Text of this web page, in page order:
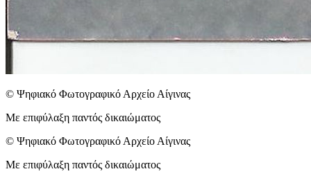
© Ψηφιακό Φωτογραφικό Αρχείο Αίγινας
Με επιφύλαξη παντός δικαιώματος
© Ψηφιακό Φωτογραφικό Αρχείο Αίγινας
Με επιφύλαξη παντός δικαιώματος